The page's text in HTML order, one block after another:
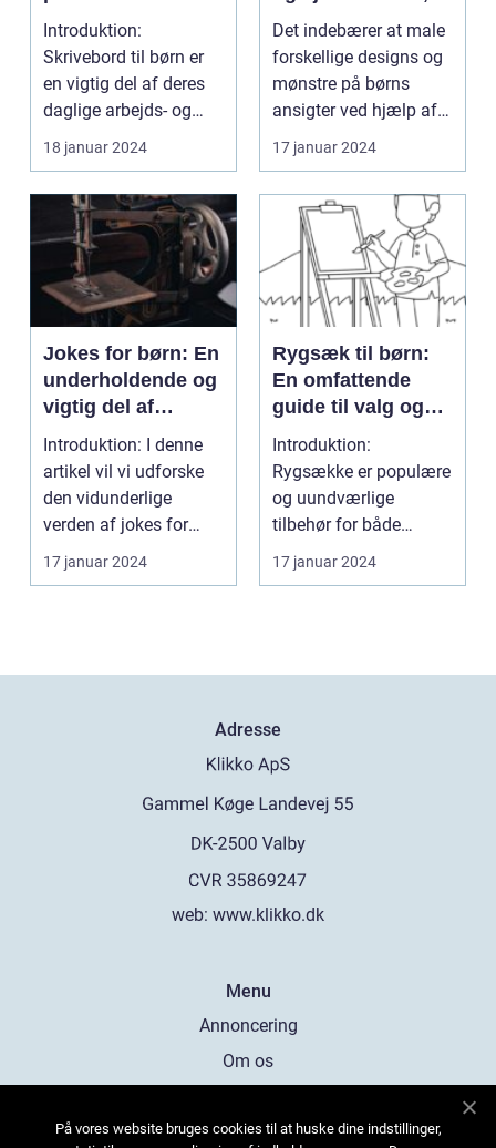
arbejdsplads til dit
barn
Introduktion:
Skrivebord til børn er
en vigtig del af deres
daglige arbejds- og
læringsmiljø. Et ve...
18 januar 2024
der giver dem
mulighed for at
udtrykke deres
fantasi og
personlighed
Det indebærer at male
forskellige designs og
mønstre på børns
ansigter ved hjælp af
specielle ansigt...
17 januar 2024
Jokes for børn: En
underholdende og
vigtig del af
barndommen
Introduktion: I denne
artikel vil vi udforske
den vidunderlige
verden af jokes for
børn og diskuter...
17 januar 2024
Rygsæk til børn:
En omfattende
guide til valg og
udvikling gennem
tiden
Introduktion:
Rygsække er populære
og uundværlige
tilbehør for både
voksne og børn. Når
det kommer t...
17 januar 2024
Adresse
web: www.klikko.dk
Menu
Annoncering
Om os
Kontakt os
På vores website bruges cookies til at huske dine indstillinger,